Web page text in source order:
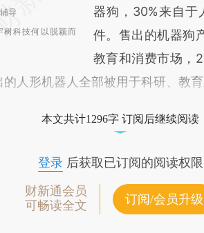
导
树科技何以脱颖而
器狗，30%来自于
件。售出的机器狗
教育和消费市场，
人形机器人全部被用于科研、教育
本文共计1296字 订阅后继续阅读
登录后获取已订阅的阅读权限
财新通会员
可畅读全文
订阅/会员升级